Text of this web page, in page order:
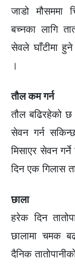
जाडो मौसममा
बच्नका लागि
सेवले घाँटीमा
।
तौल कम गर्न
तौल बढिरहेको छ
सेवन गर्न
मिसाएर सेवन
दिन एक गिलास
छाला
हरेक दिन
छालामा चमक
दैनिक